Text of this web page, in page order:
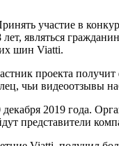
участие в
являться
шин Viatti.
проекта
чьи видеоотзывы
декабря 2019 года.
представители